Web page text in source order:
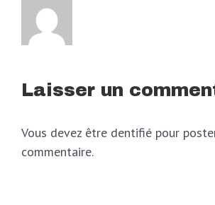
Laisser un
Vous devez être dentifié pour
commentaire.